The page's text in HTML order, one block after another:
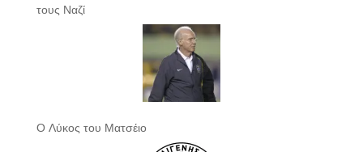
τους Ναζί
Ο Λύκος του Ματσέιο